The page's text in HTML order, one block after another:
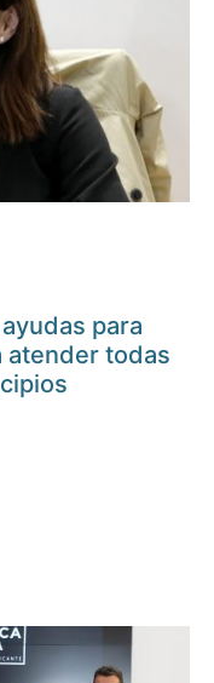
para
atender todas